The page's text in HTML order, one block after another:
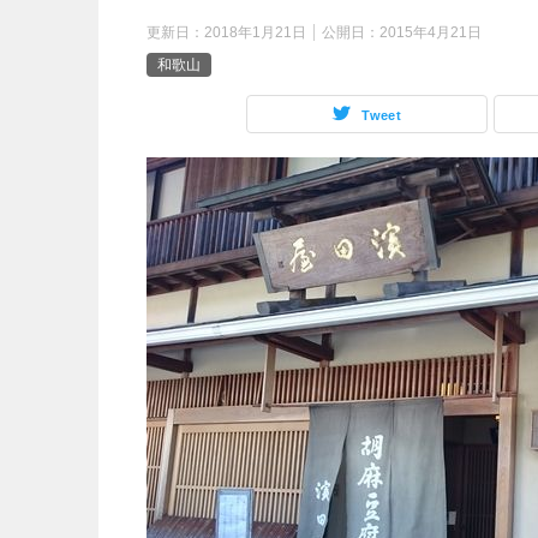
更新日： 2018年1月21日 公開日： 2015年4月21日
和歌山
Tweet